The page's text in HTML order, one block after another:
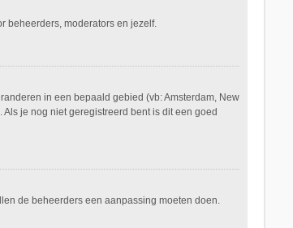
beheerders, moderators en jezelf.
in een bepaald gebied (vb: Amsterdam, New
je nog niet geregistreerd bent is dit een goed
de beheerders een aanpassing moeten doen.